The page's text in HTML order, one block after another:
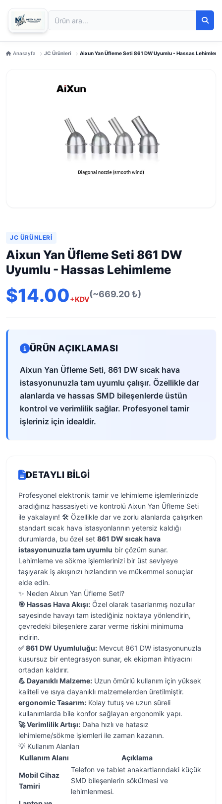
Anasayfa JC Ürünleri Aixun Yan Üfleme Seti 861 DW Uyumlu - Hassas Lehimleme
JC ÜRÜNLERI
Aixun Yan Üfleme Seti 861 DW
Uyumlu - Hassas Lehimleme
$14.00+KDV(~669.20 ₺)
ÜRÜN AÇIKLAMASI
Aixun Yan Üfleme Seti, 861 DW sıcak hava
istasyonunuzla tam uyumlu çalışır. Özellikle dar
alanlarda ve hassas SMD bileşenlerde üstün
kontrol ve verimlilik sağlar. Profesyonel tamir
işleriniz için idealdir.
DETAYLI BILGI
Profesyonel elektronik tamir ve lehimleme işlemlerinizde
aradığınız hassasiyeti ve kontrolü Aixun Yan Üfleme Seti
ile yakalayın! 🛠️ Özellikle dar ve zorlu alanlarda çalışırken
standart sıcak hava istasyonlarının yetersiz kaldığı
durumlarda, bu özel set 861 DW sıcak hava
istasyonunuzla tam uyumlu bir çözüm sunar.
Lehimleme ve sökme işlemlerinizi bir üst seviyeye
taşıyarak iş akışınızı hızlandırın ve mükemmel sonuçlar
elde edin.
✨ Neden Aixun Yan Üfleme Seti?
🎯 Hassas Hava Akışı: Özel olarak tasarlanmış nozullar
sayesinde havayı tam istediğiniz noktaya yönlendirin,
çevredeki bileşenlere zarar verme riskini minimuma
indirin.
✅ 861 DW Uyumluluğu: Mevcut 861 DW istasyonunuzla
kusursuz bir entegrasyon sunar, ek ekipman ihtiyacını
ortadan kaldırır.
💪 Dayanıklı Malzeme: Uzun ömürlü kullanım için yüksek
kaliteli ve ısıya dayanıklı malzemelerden üretilmiştir.
ergonomic Tasarım: Kolay tutuş ve uzun süreli
kullanımlarda bile konfor sağlayan ergonomik yapı.
🚀 Verimlilik Artışı: Daha hızlı ve hatasız
lehimleme/sökme işlemleri ile zaman kazanın.
💡 Kullanım Alanları
Kullanım Alanı
Açıklama
Mobil Cihaz
Tamiri
Telefon ve tablet anakartlarındaki küçük
SMD bileşenlerin sökülmesi ve
lehimlenmesi.